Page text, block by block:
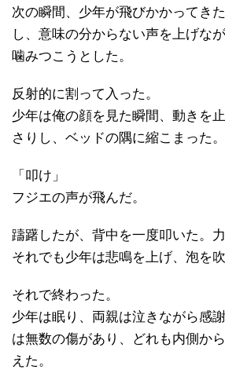
次の瞬間、少年が飛びかかってき
し、意味の分からない声を上げな
噛みつこうとした。
反射的に割って入った。
少年は俺の顔を見た瞬間、動きを
さりし、ベッドの隅に縮こまった。
「叩け」
フジエの声が飛んだ。
躊躇したが、背中を一度叩いた。
それでも少年は悲鳴を上げ、泡を吹
それで終わった。
少年は眠り、両親は泣きながら感
は無数の傷があり、どれも内側か
えた。